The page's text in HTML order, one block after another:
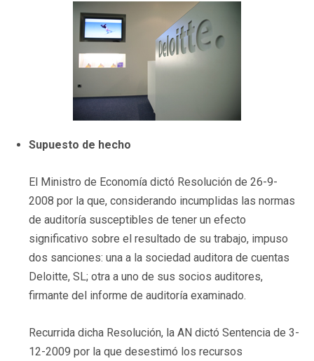
Supuesto de hecho
El Ministro de Economía dictó Resolución de 26-9-
2008 por la que, considerando incumplidas las normas
de auditoría susceptibles de tener un efecto
significativo sobre el resultado de su trabajo, impuso
dos sanciones: una a la sociedad auditora de cuentas
Deloitte, SL; otra a uno de sus socios auditores,
firmante del informe de auditoría examinado.
Recurrida dicha Resolución, la AN dictó Sentencia de 3-
12-2009 por la que desestimó los recursos